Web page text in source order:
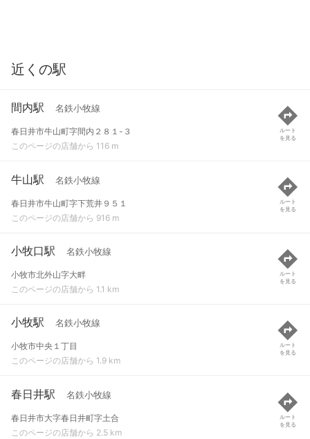
近くの駅
間内駅 名鉄小牧線
春日井市牛山町字間内２８１-３
このページの店舗から 116 m
ルート
を見る
牛山駅 名鉄小牧線
春日井市牛山町字下荒井９５１
このページの店舗から 916 m
ルート
を見る
小牧口駅 名鉄小牧線
小牧市北外山字大畔
このページの店舗から 1.1 km
ルート
を見る
小牧駅 名鉄小牧線
小牧市中央１丁目
このページの店舗から 1.9 km
ルート
を見る
春日井駅 名鉄小牧線
春日井市大字春日井町字土合
このページの店舗から 2.5 km
ルート
を見る